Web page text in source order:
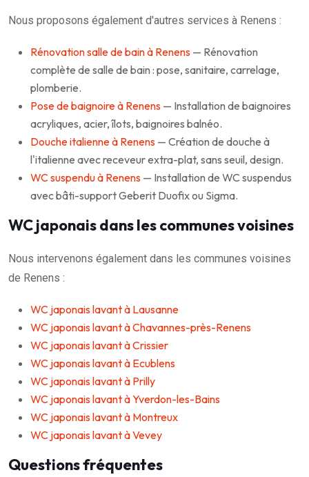
Nous proposons également d'autres services à Renens :
Rénovation salle de bain à Renens — Rénovation
complète de salle de bain : pose, sanitaire, carrelage,
plomberie.
Pose de baignoire à Renens — Installation de baignoires
acryliques, acier, îlots, baignoires balnéo.
Douche italienne à Renens — Création de douche à
l'italienne avec receveur extra-plat, sans seuil, design.
WC suspendu à Renens — Installation de WC suspendus
avec bâti-support Geberit Duofix ou Sigma.
WC japonais dans les communes voisines
Nous intervenons également dans les communes voisines
de Renens :
WC japonais lavant à Lausanne
WC japonais lavant à Chavannes-près-Renens
WC japonais lavant à Crissier
WC japonais lavant à Ecublens
WC japonais lavant à Prilly
WC japonais lavant à Yverdon-les-Bains
WC japonais lavant à Montreux
WC japonais lavant à Vevey
Questions fréquentes